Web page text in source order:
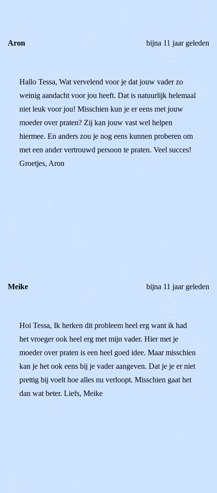
Aron bijna 11 jaar geleden
Hallo Tessa, Wat vervelend voor je dat jouw vader zo
weinig aandacht voor jou heeft. Dat is natuurlijk helemaal
niet leuk voor jou! Misschien kun je er eens met jouw
moeder over praten? Zij kan jouw vast wel helpen
hiermee. En anders zou je nog eens kunnen proberen om
met een ander vertrouwd persoon te praten. Veel succes!
Groetjes, Aron
Meike bijna 11 jaar geleden
Hoi Tessa, Ik herken dit probleem heel erg want ik had
het vroeger ook heel erg met mijn vader. Hier met je
moeder over praten is een heel goed idee. Maar misschien
kan je het ook eens bij je vader aangeven. Dat je je er niet
prettig bij voelt hoe alles nu verloopt. Misschien gaat het
dan wat beter. Liefs, Meike